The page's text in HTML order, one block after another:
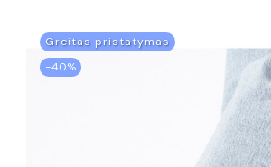
Greitas pristatymas
−40%